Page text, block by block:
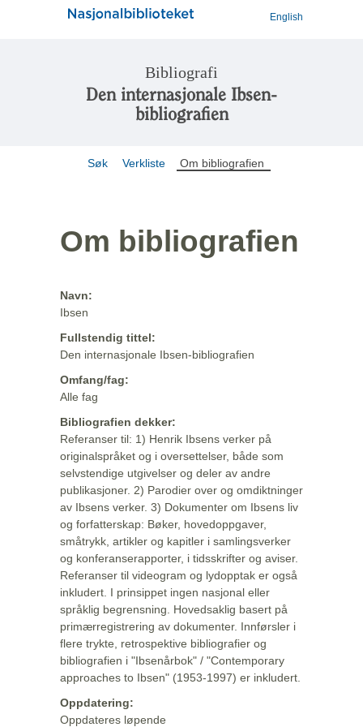
English
Bibliografi
Den internasjonale Ibsen-
bibliografien
Søk Verkliste Om bibliografien
Om bibliografien
Navn:
Ibsen
Fullstendig tittel:
Den internasjonale Ibsen-bibliografien
Omfang/fag:
Alle fag
Bibliografien dekker:
Referanser til: 1) Henrik Ibsens verker på
originalspråket og i oversettelser, både som
selvstendige utgivelser og deler av andre
publikasjoner. 2) Parodier over og omdiktninger
av Ibsens verker. 3) Dokumenter om Ibsens liv
og forfatterskap: Bøker, hovedoppgaver,
småtrykk, artikler og kapitler i samlingsverker
og konferanserapporter, i tidsskrifter og aviser.
Referanser til videogram og lydopptak er også
inkludert. I prinsippet ingen nasjonal eller
språklig begrensning. Hovedsaklig basert på
primærregistrering av dokumenter. Innførsler i
flere trykte, retrospektive bibliografier og
bibliografien i "Ibsenårbok" / "Contemporary
approaches to Ibsen" (1953-1997) er inkludert.
Oppdatering:
Oppdateres løpende